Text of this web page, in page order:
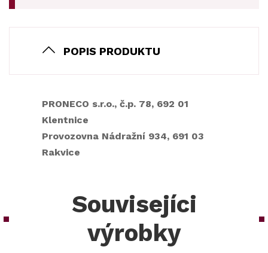
POPIS PRODUKTU
PRONECO s.r.o., č.p. 78, 692 01
Klentnice
Provozovna Nádražní 934, 691 03
Rakvice
Souvisejíci
výrobky